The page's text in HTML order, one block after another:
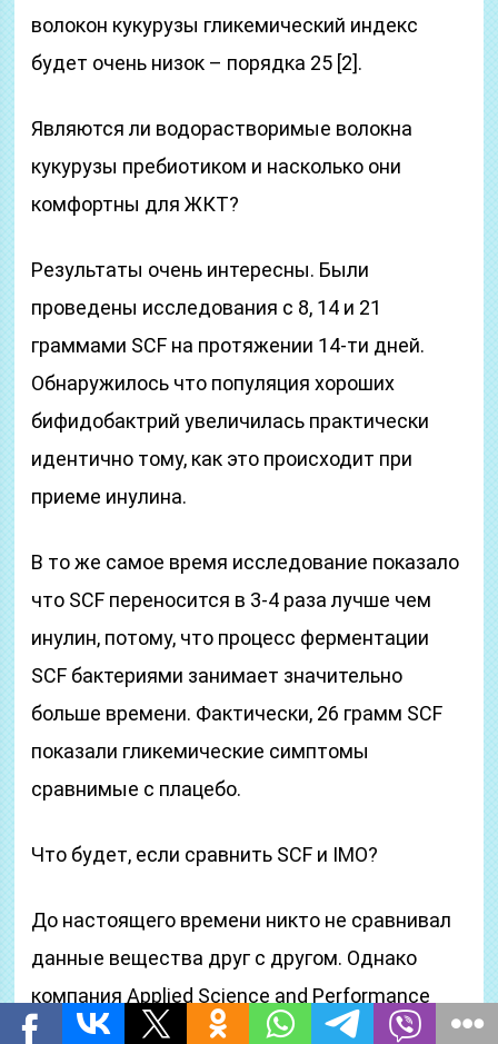
волокон кукурузы гликемический индекс
будет очень низок – порядка 25 [2].
Являются ли водорастворимые волокна
кукурузы пребиотиком и насколько они
комфортны для ЖКТ?
Результаты очень интересны. Были
проведены исследования с 8, 14 и 21
граммами SCF на протяжении 14-ти дней.
Обнаружилось что популяция хороших
бифидобактрий увеличилась практически
идентично тому, как это происходит при
приеме инулина.
В то же самое время исследование показало
что SCF переносится в 3-4 раза лучше чем
инулин, потому, что процесс ферментации
SCF бактериями занимает значительно
больше времени. Фактически, 26 грамм SCF
показали гликемические симптомы
сравнимые с плацебо.
Что будет, если сравнить SCF и IMO?
До настоящего времени никто не сравнивал
данные вещества друг с другом. Однако
компания Аpplied Science and Performance
Institute [10] провела пилотный эксперимент